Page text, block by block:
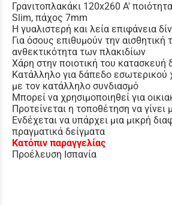
Γρανιτοπλακάκι 120x260 Α'
Slim, πάχος 7mm
Η γυαλιστερή και λεία επιφάνεια
Για όσους επιθυμούν την
ανθεκτικότητα των πλακιδίων
Χάρη στην ποιοτική του κατασκευή
Κατάλληλο για δάπεδο εσωτερικού
με τον κατάλληλο συνδιασμό
Μπορεί να χρησιμοποιηθεί για
Προτείνεται η τοποθέτηση να
Ενδέχεται να υπάρχει μια μικρή
πραγματικά δείγματα
Κατόπιν παραγγελίας
Προέλευση Ισπανία